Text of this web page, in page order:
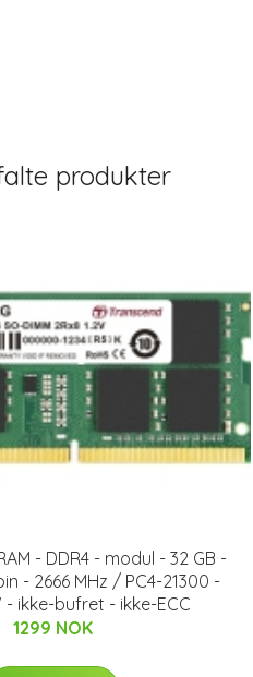
produkter
- DDR4 - modul - 32 GB -
- 2666 MHz / PC4-21300 -
- ikke-bufret - ikke-ECC
1299 NOK